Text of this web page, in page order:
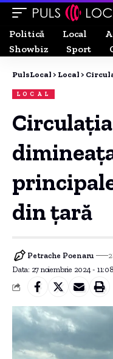
Politică
Local
Showbiz
Sport
PulsLocal > Local >
LOCAL
din țară
Data: 27 noiembrie 2024 - 11:08
Petrache Poenaru